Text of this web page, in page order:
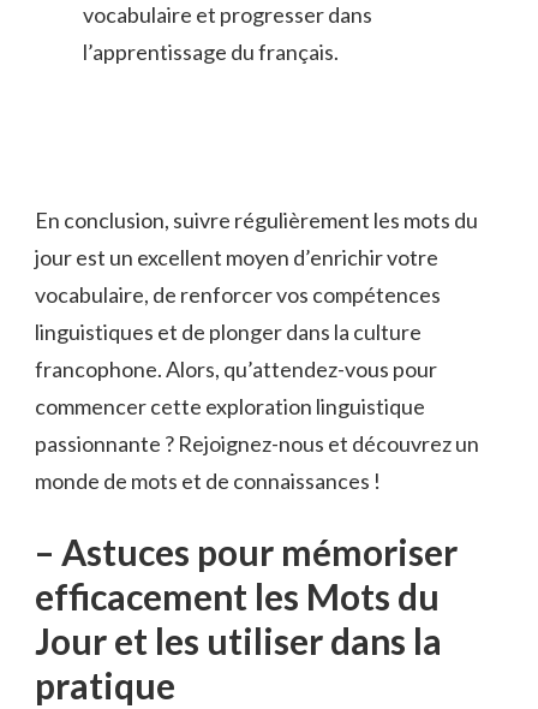
vocabulaire et progresser dans
l’apprentissage du​ français.
En conclusion, suivre régulièrement les mots du
jour est ⁢un​ excellent ‌moyen d’enrichir votre ​
vocabulaire, ‍de ​renforcer vos ⁤compétences⁤
linguistiques ‍et de plonger dans la​ culture
francophone. ⁤Alors, ‌qu’attendez-vous pour​
commencer⁤ cette exploration linguistique
passionnante ? Rejoignez-nous⁤ et découvrez un
monde de‍ mots et‌ de connaissances ‌!
– Astuces pour mémoriser
efficacement les Mots du
Jour et les utiliser dans⁢ la
pratique